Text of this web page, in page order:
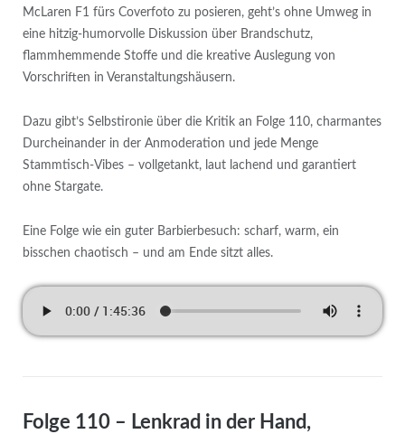
McLaren F1 fürs Coverfoto zu posieren, geht’s ohne Umweg in
eine hitzig‑humorvolle Diskussion über Brandschutz,
flammhemmende Stoffe und die kreative Auslegung von
Vorschriften in Veranstaltungshäusern.
Dazu gibt’s Selbstironie über die Kritik an Folge 110, charmantes
Durcheinander in der Anmoderation und jede Menge
Stammtisch‑Vibes – vollgetankt, laut lachend und garantiert
ohne Stargate.
Eine Folge wie ein guter Barbierbesuch: scharf, warm, ein
bisschen chaotisch – und am Ende sitzt alles.
Folge 110 – Lenkrad in der Hand,